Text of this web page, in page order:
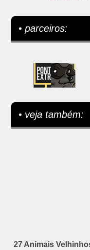
• parceiros:
• veja também:
27 Animais